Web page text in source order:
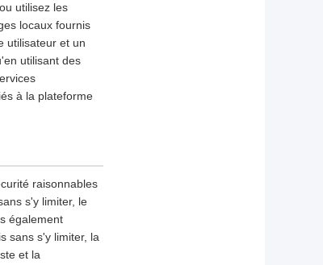
utilisez les
locaux fournis
utilisateur et un
utilisant des
à la plateforme
raisonnables
s'y limiter, le
également
sans s'y limiter, la
et la